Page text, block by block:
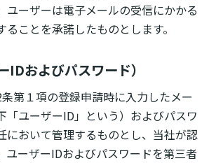
ユーザーは電子メールの受信にかかる
ことを承諾したものとします。
IDおよびパスワード）
第１項の登録申請時に入力したメー
「ユーザーID」という）およびパスワ
において管理するものとし、当社が認
ユーザーIDおよびパスワードを第三者